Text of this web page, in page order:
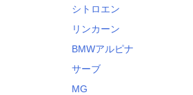
シトロエン
リンカーン
BMWアルピナ
サーブ
MG